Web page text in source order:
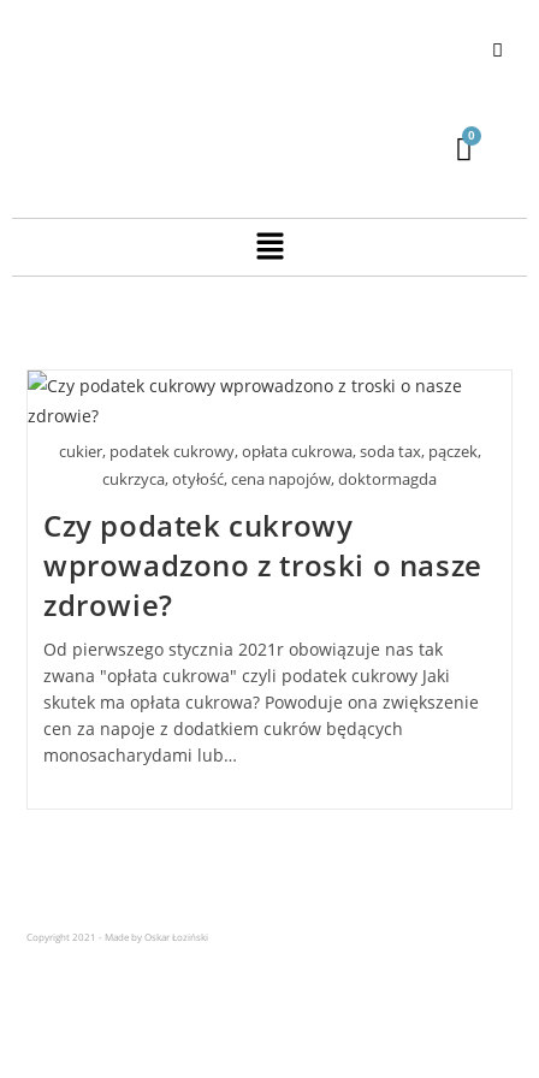
cukier, podatek cukrowy, opłata cukrowa, soda tax, pączek,
cukrzyca, otyłość, cena napojów, doktormagda
Czy podatek cukrowy
wprowadzono z troski o nasze
zdrowie?
Od pierwszego stycznia 2021r obowiązuje nas tak
zwana "opłata cukrowa" czyli podatek cukrowy Jaki
skutek ma opłata cukrowa? Powoduje ona zwiększenie
cen za napoje z dodatkiem cukrów będących
monosacharydami lub…
Copyright 2021 - Made by Oskar Łoziński